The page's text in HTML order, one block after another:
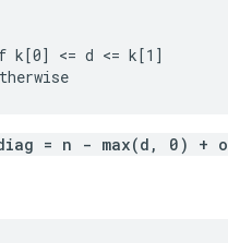
k[0] <= d <= k[1]
= n - max(d, 0) +